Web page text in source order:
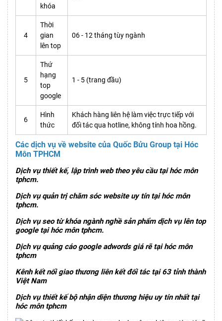
khóa
4
Thời
gian
lên top
06 - 12 tháng tùy ngành
5
Thứ
hạng
top
google
1 - 5 (trang đầu)
6
Hình
thức
Khách hàng liên hệ làm việc trực tiếp với
đối tác qua hotline, không tính hoa hồng.
Các dịch vụ về website của Quốc Bửu Group tại Hóc
Môn TPHCM
Dịch vụ thiết kế, lập trình web theo yêu cầu tại hóc môn
tphcm.
Dịch vụ quản trị chăm sóc website uy tín tại hóc môn
tphcm.
Dịch vụ seo từ khóa ngành nghề sản phẩm dịch vụ lên top
google tại hóc môn tphcm.
Dịch vụ quảng cáo google adwords giá rẽ tại hóc môn
tphcm
Kênh kết nối giao thương liên kết đối tác tại 63 tỉnh thành
Việt Nam
Dịch vụ thiết kế bộ nhận diện thương hiệu uy tín nhất tại
hóc môn tphcm